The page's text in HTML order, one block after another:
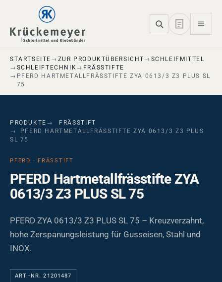
Skip to main navigation
Skip to main content
Skip to page footer
STARTSEITE ZUR PRODUKTÜBERSICHT
SCHLEIFMITTEL
SCHLEIFTECHNIK
FRÄSSTIFTE
PFERD HARTMETALLFRÄSSTIFTE ZYA 0613/3 Z3 PLUS SL
75
PRODUKTE
FRÄSSTIFT
PFERD HARTMETALLFRÄSSTIFTE ZYA 0613/3 Z3 PLUS
SL 75
PFERD · FRÄSSTIFT
PFERD Hartmetallfrässtifte ZYA
0613/3 Z3 PLUS SL 75
PFERD ZYA 0613/3 Z3 PLUS SL 75 – Kreuzverzahnt,
hohe Zerspanungsleistung für Gusseisen, Stahl und
INOX.
ART.-NR. 21201487